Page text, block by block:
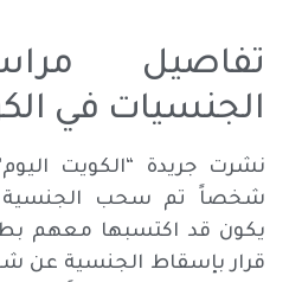
تفاصيل
الجنسيات في
شخصاً تم سحب الجنسية
يكون قد اكتسبها معهم
قرار بإسقاط الجنسية عن